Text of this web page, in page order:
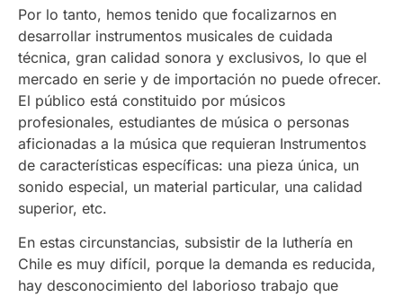
Por lo tanto, hemos tenido que focalizarnos en
desarrollar instrumentos musicales de cuidada
técnica, gran calidad sonora y exclusivos, lo que el
mercado en serie y de importación no puede ofrecer.
El público está constituido por músicos
profesionales, estudiantes de música o personas
aficionadas a la música que requieran Instrumentos
de características específicas: una pieza única, un
sonido especial, un material particular, una calidad
superior, etc.
En estas circunstancias, subsistir de la luthería en
Chile es muy difícil, porque la demanda es reducida,
hay desconocimiento del laborioso trabajo que